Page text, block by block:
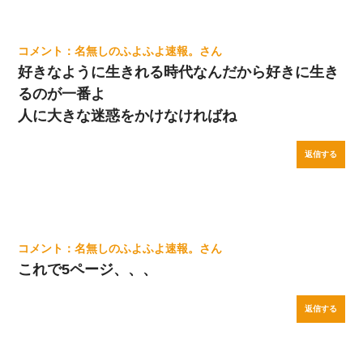
名無しのふよふよ速報。
好きなように生きれる時代なんだから好きに生き
るのが一番よ
人に大きな迷惑をかけなければね
返信する
名無しのふよふよ速報。
これで5ページ、、、
返信する